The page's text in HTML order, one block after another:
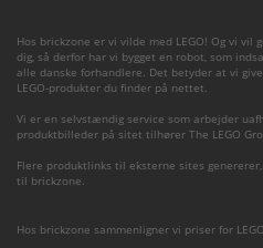
Hos brickzone er vi vilde med LEGO! Og vi vil
dig, så derfor har vi bygget en robot, som
alle danske forhandlere. Det betyder at vi
LEGO-produkter du finder på nettet.
Vi er en selvstændig service som arbejder
produktbilleder på sitet tilhører The LEGO
Flere produktlinks til eksterne sites
til brickzone.
Hos brickzone sammenligner vi priser for